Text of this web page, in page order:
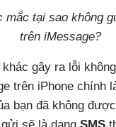
mắc tại sao không
trên iMessage?
khác gây ra lỗi
trên iPhone chính
bạn đã không